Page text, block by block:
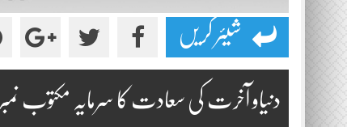
شیئر کریں
دنیاو آخرت کی سعادت کا سرمایہ مکتوب نمبر 235دفتر اول